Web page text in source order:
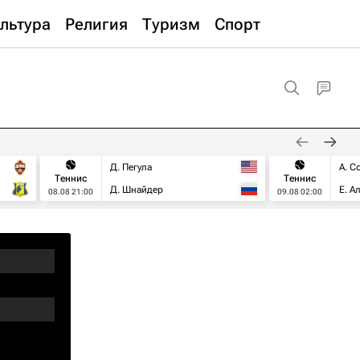
Религия Туризм Спорт
Теннис
08.08 21:00
Д. Пегула
Д. Шнайдер
Теннис
09.08 02:00
А.
Е.